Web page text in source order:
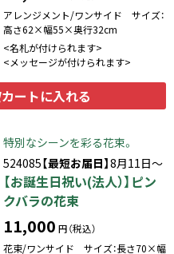
アレンジメント/ワンサイド サイズ：
高さ62×幅55×奥行32cm
<名札が付けられます>
<メッセージが付けられます>
カートに入れる
特別なシーンを彩る花束。
524085【最短お届日】8月11日～
【お誕生日祝い(法人）】ピン
クバラの花束
11,000 円（税込）
花束/ワンサイド サイズ：長さ70×幅